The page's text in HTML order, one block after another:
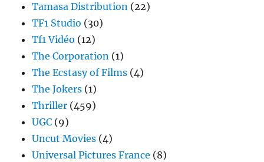
Tamasa Distribution (22)
TF1 Studio (30)
Tf1 Vidéo (12)
The Corporation (1)
The Ecstasy of Films (4)
The Jokers (1)
Thriller (459)
UGC (9)
Uncut Movies (4)
Universal Pictures France (8)